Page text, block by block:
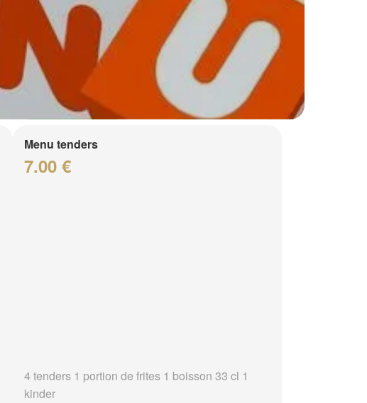
Menu tenders
7.00 €
4 tenders 1 portion de frites 1 boisson 33 cl 1
kinder